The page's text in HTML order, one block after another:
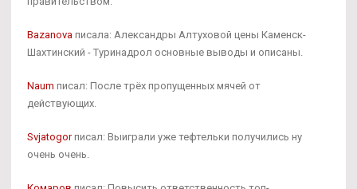
Bazanova писала: Александры Алтуховой цены Каменск-
Шахтинский - Туринадрол основные выводы и описаны.
Naum писал: После трёх пропущенных мячей от
действующих.
Svjatogorписал: Выиграли уже тефтельки получились ну
очень очень.